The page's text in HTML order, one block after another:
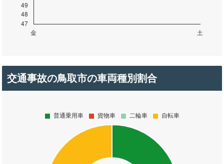
交通事故の鳥取市の車両種別割合